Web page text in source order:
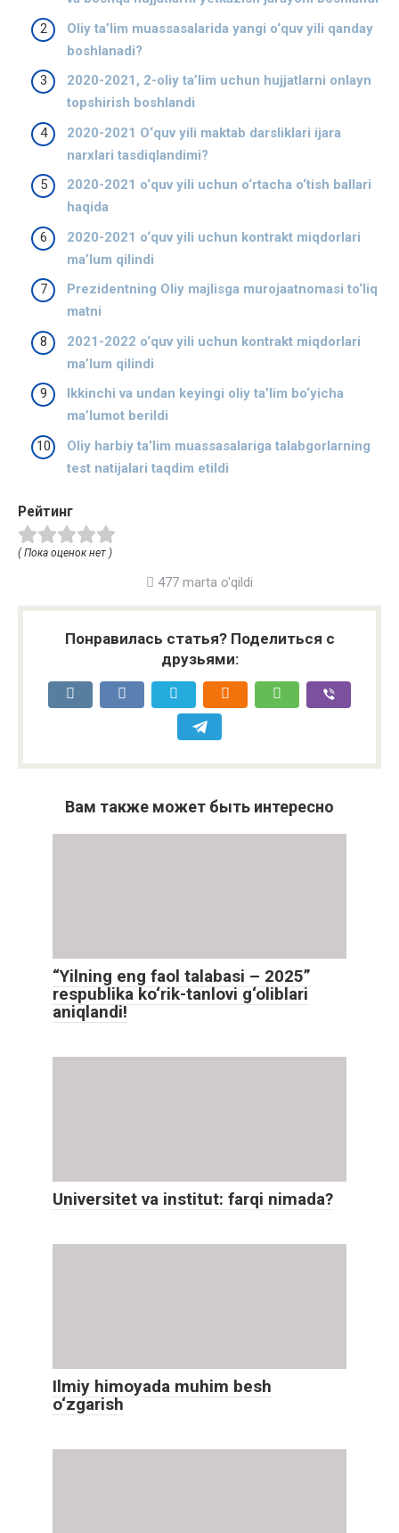
Oliy ta’lim muassasalarida yangi o‘quv yili qanday
boshlanadi?
2020-2021, 2-oliy ta’lim uchun hujjatlarni onlayn
topshirish boshlandi
2020-2021 O‘quv yili maktab darsliklari ijara
narxlari tasdiqlandimi?
2020-2021 o‘quv yili uchun o‘rtacha o‘tish ballari
haqida
2020-2021 o‘quv yili uchun kontrakt miqdorlari
ma’lum qilindi
Prezidentning Oliy majlisga murojaatnomasi to‘liq
matni
2021-2022 o‘quv yili uchun kontrakt miqdorlari
ma’lum qilindi
Ikkinchi va undan keyingi oliy ta’lim bo‘yicha
ma’lumot berildi
Oliy harbiy ta’lim muassasalariga talabgorlarning
test natijalari taqdim etildi
Рейтинг
( Пока оценок нет )
477 marta o'qildi
Понравилась статья? Поделиться с
друзьями:
Вам также может быть интересно
“Yilning eng faol talabasi – 2025”
respublika ko‘rik-tanlovi g‘oliblari
aniqlandi!
Universitet va institut: farqi nimada?
Ilmiy himoyada muhim besh
o‘zgarish